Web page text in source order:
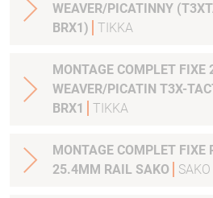
WEAVER/PICATINNY
BRX1)
TIKKA
MONTAGE COMPLET
WEAVER/PICATIN T3X-
BRX1
TIKKA
MONTAGE COMPLET FIXE
25.4MM RAIL SAKO
SAKO